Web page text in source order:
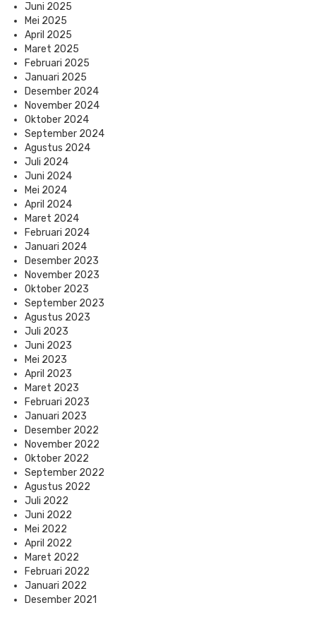
Juni 2025
Mei 2025
April 2025
Maret 2025
Februari 2025
Januari 2025
Desember 2024
November 2024
Oktober 2024
September 2024
Agustus 2024
Juli 2024
Juni 2024
Mei 2024
April 2024
Maret 2024
Februari 2024
Januari 2024
Desember 2023
November 2023
Oktober 2023
September 2023
Agustus 2023
Juli 2023
Juni 2023
Mei 2023
April 2023
Maret 2023
Februari 2023
Januari 2023
Desember 2022
November 2022
Oktober 2022
September 2022
Agustus 2022
Juli 2022
Juni 2022
Mei 2022
April 2022
Maret 2022
Februari 2022
Januari 2022
Desember 2021